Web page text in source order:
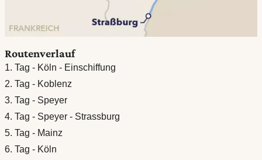
Routenverlauf
1. Tag - Köln - Einschiffung
2. Tag - Koblenz
3. Tag - Speyer
4. Tag - Speyer - Strassburg
5. Tag - Mainz
6. Tag - Köln